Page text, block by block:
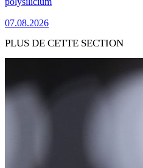
07.08.2026
PLUS DE CETTE SECTION